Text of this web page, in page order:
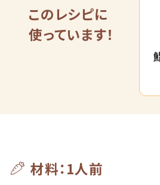
このレシピに
使っています！
材料：1人前